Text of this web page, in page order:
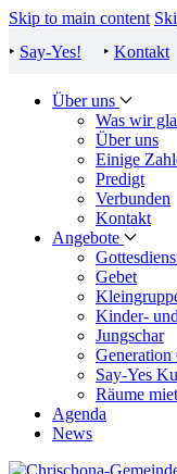
Skip to main content
‣ Say-Yes! ‣ Kontakt
Über uns
Was wir
Über uns
Einige
Predigt
Verbunden
Kontakt
Angebote
Gebet
Kinder-
Jungschar
Generation
Say-Yes
Räume
Agenda
News